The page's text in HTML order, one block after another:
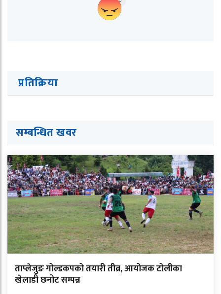
प्रतिक्रिया
सम्बन्धित खवर
ताप्लेजुङ गोल्डकपको तयारी तीव्र, आयोजक टोलीका
खेलाडी छनोट सम्पन्न